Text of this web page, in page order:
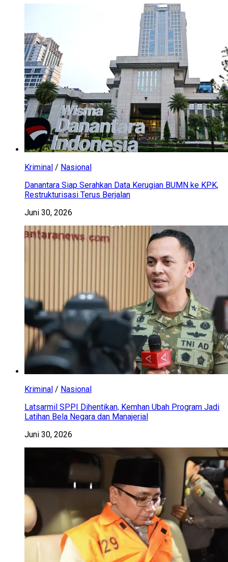
Kriminal / Nasional
Danantara Siap Serahkan Data Kerugian BUMN ke KPK,
Restrukturisasi Terus Berjalan
Juni 30, 2026
Kriminal / Nasional
Latsarmil SPPI Dihentikan, Kemhan Ubah Program Jadi
Latihan Bela Negara dan Manajerial
Juni 30, 2026